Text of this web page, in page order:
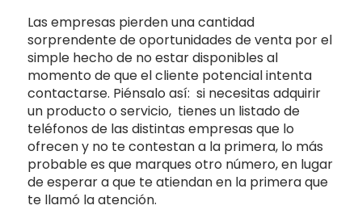
Las empresas pierden una cantidad
sorprendente de oportunidades de venta por el
simple hecho de no estar disponibles al
momento de que el cliente potencial intenta
contactarse. Piénsalo así: si necesitas adquirir
un producto o servicio, tienes un listado de
teléfonos de las distintas empresas que lo
ofrecen y no te contestan a la primera, lo más
probable es que marques otro número, en lugar
de esperar a que te atiendan en la primera que
te llamó la atención.